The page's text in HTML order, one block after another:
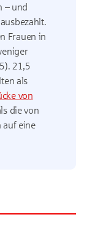
– und
Frauen in
21,5
als
von
die von
auf eine